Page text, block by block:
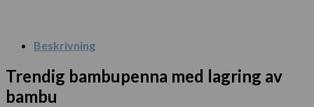
Beskrivning
Trendig bambupenna med lagring av
bambu